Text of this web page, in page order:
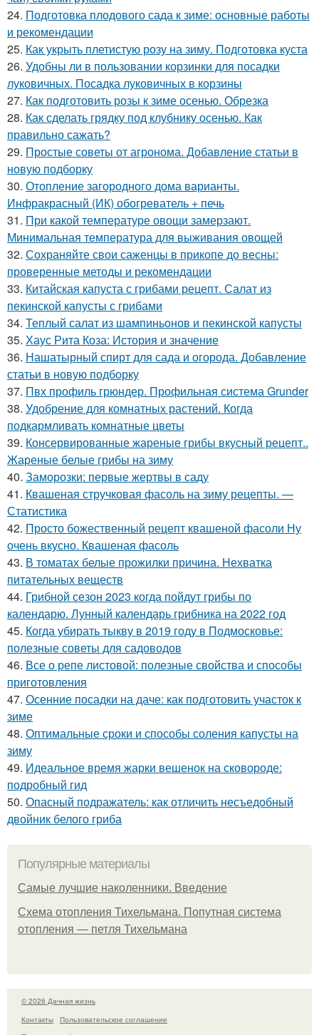
24. Подготовка плодового сада к зиме: основные работы
и рекомендации
25. Как укрыть плетистую розу на зиму. Подготовка куста
26. Удобны ли в пользовании корзинки для посадки
луковичных. Посадка луковичных в корзины
27. Как подготовить розы к зиме осенью. Обрезка
28. Как сделать грядку под клубнику осенью. Как
правильно сажать?
29. Простые советы от агронома. Добавление статьи в
новую подборку
30. Отопление загородного дома варианты.
Инфракрасный (ИК) обогреватель + печь
31. При какой температуре овощи замерзают.
Минимальная температура для выживания овощей
32. Сохраняйте свои саженцы в прикопе до весны:
проверенные методы и рекомендации
33. Китайская капуста с грибами рецепт. Салат из
пекинской капусты с грибами
34. Теплый салат из шампиньонов и пекинской капусты
35. Хаус Рита Коза: История и значение
36. Нашатырный спирт для сада и огорода. Добавление
статьи в новую подборку
37. Пвх профиль грюндер. Профильная система Grunder
38. Удобрение для комнатных растений. Когда
подкармливать комнатные цветы
39. Консервированные жареные грибы вкусный рецепт..
Жареные белые грибы на зиму
40. Заморозки: первые жертвы в саду
41. Квашеная стручковая фасоль на зиму рецепты. —
Статистика
42. Просто божественный рецепт квашеной фасоли Ну
очень вкусно. Квашеная фасоль
43. В томатах белые прожилки причина. Нехватка
питательных веществ
44. Грибной сезон 2023 когда пойдут грибы по
календарю. Лунный календарь грибника на 2022 год
45. Когда убирать тыкву в 2019 году в Подмосковье:
полезные советы для садоводов
46. Все о репе листовой: полезные свойства и способы
приготовления
47. Осенние посадки на даче: как подготовить участок к
зиме
48. Оптимальные сроки и способы соления капусты на
зиму
49. Идеальное время жарки вешенок на сковороде:
подробный гид
50. Опасный подражатель: как отличить несъедобный
двойник белого гриба
Популярные материалы
Самые лучшие наколенники. Введение
Схема отопления Тихельмана. Попутная система
отопления — петля Тихельмана
© 2026 Дачная жизнь
Контакты
Пользовательское соглашение